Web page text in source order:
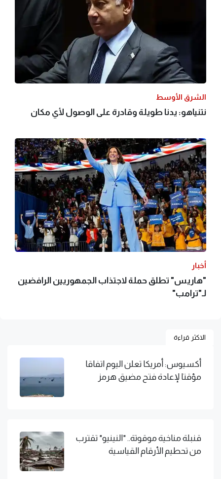
الشرق الأوسط
نتنياهو: يدنا طويلة وقادرة على الوصول لأي مكان
أخبار
"هاريس" تطلق حملة لاجتذاب الجمهوريين الرافضين
لـ"ترامب"
الاكثر قراءة
أكسيوس: أمريكا تعلن اليوم اتفاقا
مؤقتا لإعادة فتح مضيق هرمز
قنبلة مناخية موقوتة.. "النينيو" تقترب
من تحطيم الأرقام القياسية